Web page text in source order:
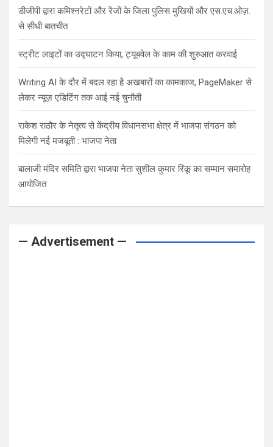
डीजीपी द्वारा कमिश्नरेटों और रेंजों के जिला पुलिस मुखियों और एस.एच.ओज़.
से सीधी बातचीत
स्ट्रीट लाइटों का उद्घाटन किया, ट्यूबवेल के काम की शुरुआत करवाई
Writing AI के दौर में बदल रहा है अखबारों का कामकाज, PageMaker से
लेकर न्यूज़ एडिटिंग तक आई नई चुनौती
राकेश राठौर के नेतृत्व से केंद्रीय विधानसभा क्षेत्र में भाजपा संगठन को
मिलेगी नई मजबूती : भाजपा नेता
बालाजी मंदिर समिति द्वारा भाजपा नेता सुशील कुमार रिंकू का सम्मान समारोह
आयोजित
— Advertisement —